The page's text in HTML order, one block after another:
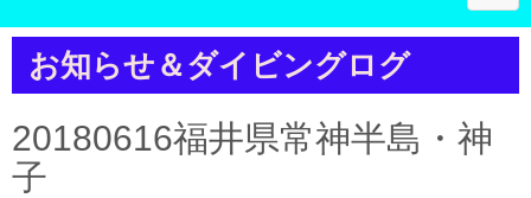
a
v
お知らせ＆ダイビングログ
20180616福井県常神半島・神
子